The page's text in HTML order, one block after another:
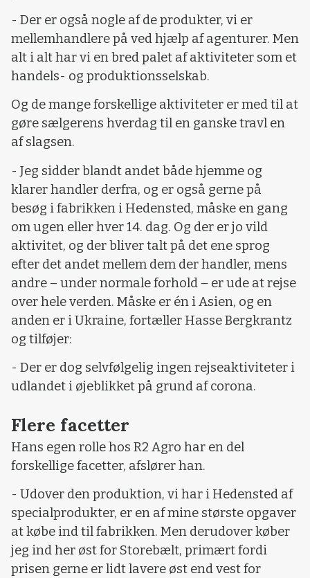
- Der er også nogle af de produkter, vi er
mellemhandlere på ved hjælp af agenturer. Men
alt i alt har vi en bred palet af aktiviteter som et
handels- og produktionsselskab.
Og de mange forskellige aktiviteter er med til at
gøre sælgerens hverdag til en ganske travl en
af slagsen.
- Jeg sidder blandt andet både hjemme og
klarer handler derfra, og er også gerne på
besøg i fabrikken i Hedensted, måske en gang
om ugen eller hver 14. dag. Og der er jo vild
aktivitet, og der bliver talt på det ene sprog
efter det andet mellem dem der handler, mens
andre – under normale forhold – er ude at rejse
over hele verden. Måske er én i Asien, og en
anden er i Ukraine, fortæller Hasse Bergkrantz
og tilføjer:
- Der er dog selvfølgelig ingen rejseaktiviteter i
udlandet i øjeblikket på grund af corona.
Flere facetter
Hans egen rolle hos R2 Agro har en del
forskellige facetter, afslører han.
- Udover den produktion, vi har i Hedensted af
specialprodukter, er en af mine største opgaver
at købe ind til fabrikken. Men derudover køber
jeg ind her øst for Storebælt, primært fordi
prisen gerne er lidt lavere øst end vest for